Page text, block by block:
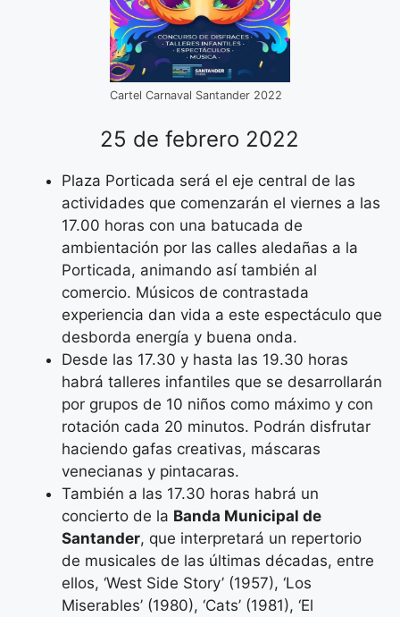
Cartel Carnaval Santander 2022
25 de febrero 2022
Plaza Porticada será el eje central de las
actividades que comenzarán el viernes a las
17.00 horas con una batucada de
ambientación por las calles aledañas a la
Porticada, animando así también al
comercio. Músicos de contrastada
experiencia dan vida a este espectáculo que
desborda energía y buena onda.
Desde las 17.30 y hasta las 19.30 horas
habrá talleres infantiles que se desarrollarán
por grupos de 10 niños como máximo y con
rotación cada 20 minutos. Podrán disfrutar
haciendo gafas creativas, máscaras
venecianas y pintacaras.
También a las 17.30 horas habrá un
concierto de la Banda Municipal de
Santander, que interpretará un repertorio
de musicales de las últimas décadas, entre
ellos, ‘West Side Story’ (1957), ‘Los
Miserables’ (1980), ‘Cats’ (1981), ‘El